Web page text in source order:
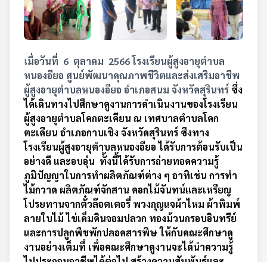
เมื่อวันที่ 6 ตุลาคม 2566 โรงเรียนผู้สูงอายุตำบล
หนองอียอ ศูนย์พัฒนาคุณภาพชีวิตและส่งเสริมอาชีพ
ผู้สูงอายุตำบลหนองอียอ อำเภอสนม จังหวัดสุรินทร์ ซึ่ง
ได้เดินทางไปศึกษาดูงานการดำเนินงานของโรงเรียน
ผู้สูงอายุตำบลโคกตะเคียน ณ เทศบาลตำบลโคก
ตะเคียน อำเภอกาบเชิง จังหวัดสุรินทร์ ซึงทาง
โรงเรียนผู้สูงอายุตำบลหนองอียอ ได้รับการต้อนรับเป็น
อย่างดี และอบอุ่น ทั้งนี้ได้รับการถ่ายทอดความรู้
ภูมิปัญญาในการทำผลิตภัณฑ์ต่าง ๆ อาทิเช่น การทำ
ไม้กวาด ผลิตภัณฑ์จักสาน ดอกไม้จันทน์และเหรียญ
โปรยทานจากตั๋วล๊อตเตอรี่ พวงกุญแจผ้าไหม ผ้าพิมพ์
ลายใบไม้ ไข่เค็มดินจอมปลวก ทองม้วนกรอบอินทรีย์
และการปลูกพืชพักปลอดสารพิษ ให้กับคณะศึกษาดู
งานอย่างเต็มที่ เพื่อคณะศึกษาดูงานจะได้นำความรู้